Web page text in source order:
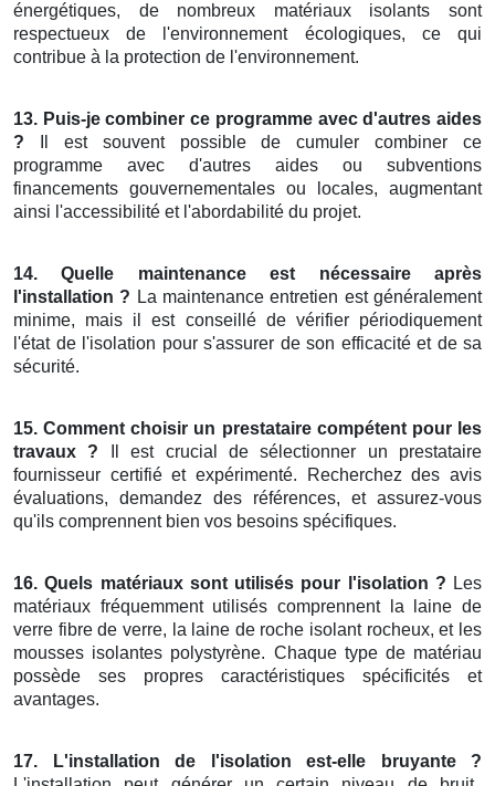
énergétiques, de nombreux matériaux isolants sont
respectueux de l'environnement écologiques, ce qui
contribue à la protection de l'environnement.
13. Puis-je combiner ce programme avec d'autres aides
? Il est souvent possible de cumuler combiner ce
programme avec d'autres aides ou subventions
financements gouvernementales ou locales, augmentant
ainsi l'accessibilité et l'abordabilité du projet.
14. Quelle maintenance est nécessaire après
l'installation ? La maintenance entretien est généralement
minime, mais il est conseillé de vérifier périodiquement
l'état de l'isolation pour s'assurer de son efficacité et de sa
sécurité.
15. Comment choisir un prestataire compétent pour les
travaux ? Il est crucial de sélectionner un prestataire
fournisseur certifié et expérimenté. Recherchez des avis
évaluations, demandez des références, et assurez-vous
qu'ils comprennent bien vos besoins spécifiques.
16. Quels matériaux sont utilisés pour l'isolation ? Les
matériaux fréquemment utilisés comprennent la laine de
verre fibre de verre, la laine de roche isolant rocheux, et les
mousses isolantes polystyrène. Chaque type de matériau
possède ses propres caractéristiques spécificités et
avantages.
17. L'installation de l'isolation est-elle bruyante ?